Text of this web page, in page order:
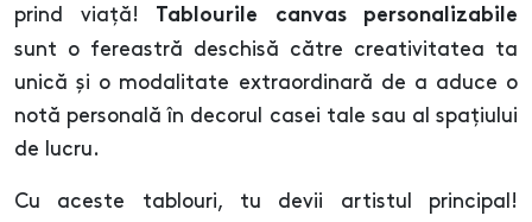
prind viață!
Tablourile canvas personalizabile
sunt o fereastră deschisă către creativitatea ta
unică și o modalitate extraordinară de a aduce o
notă personală în decorul casei tale sau al spațiului
de lucru.
Cu aceste tablouri, tu devii artistul principal!